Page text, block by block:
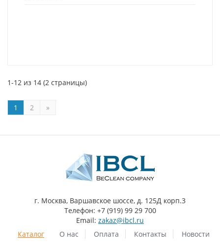
1-12 из 14 (2 страницы)
1 2 »
г. Москва, Варшавское шоссе, д. 125Д корп.3
Телефон: +7 (919) 99 29 700
Email: zakaz@ibcl.ru
Каталог
О нас Оплата Контакты Новости